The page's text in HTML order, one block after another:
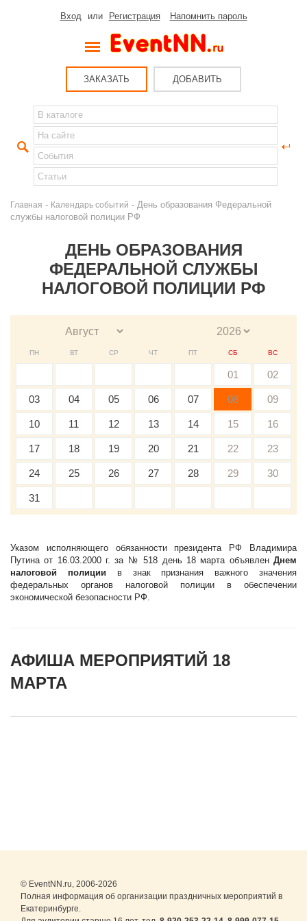
Вход или Регистрация Напомнить пароль
ЗАКАЗАТЬ ДОБАВИТЬ
Главная - Календарь событий - День образования Федеральной
службы налоговой полиции РФ
ДЕНЬ ОБРАЗОВАНИЯ
ФЕДЕРАЛЬНОЙ СЛУЖБЫ
НАЛОГОВОЙ ПОЛИЦИИ РФ
ПН ВТ СР ЧТ ПТ СБ ВС
01 02
03 04 05 06 07 08 09
10 11 12 13 14 15 16
17 18 19 20 21 22 23
24 25 26 27 28 29 30
31
Указом исполняющего обязанности президента РФ Владимира
Путина от 16.03.2000 г. за № 518 день 18 марта объявлен Днем
налоговой полиции в знак признания важного значения
федеральных органов налоговой полиции в обеспечении
экономической безопасности РФ.
АФИША МЕРОПРИЯТИЙ 18
МАРТА
© EventNN.ru, 2006-2026
Полная информация об организации праздничных мероприятий в
Екатеринбурге.